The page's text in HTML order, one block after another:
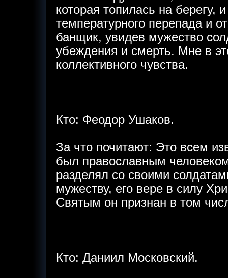
которая топилась на берегу,
температурного перепада и
банщик, увидев мужество
убеждения и смерть. Мне в
коллективного чувства.
Кто: Феодор Ушаков.
За что почитают: Это всем
был православным
разделял со своими
мужеству, его вере в силу
Святым он признан в том
Кто: Даниил Московский.